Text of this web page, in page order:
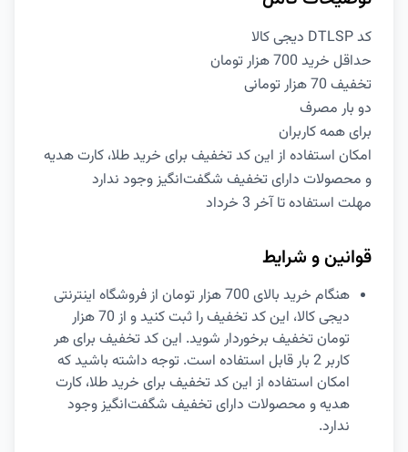
کد DTLSP دیجی کالا
حداقل خرید 700 هزار تومان
تخفیف 70 هزار تومانی
دو بار مصرف
برای همه کاربران
امکان استفاده از این کد تخفیف برای خرید طلا، کارت هدیه
و محصولات دارای تخفیف شگفت‌انگیز وجود ندارد
مهلت استفاده تا آخر 3 خرداد
قوانین و شرایط
هنگام خرید بالای 700 هزار تومان از فروشگاه اینترنتی
دیجی کالا، این کد تخفیف را ثبت کنید و از 70 هزار
تومان تخفیف برخوردار شوید. این کد تخفیف برای هر
کاربر 2 بار قابل استفاده است. توجه داشته باشید که
امکان استفاده از این کد تخفیف برای خرید طلا، کارت
هدیه و محصولات دارای تخفیف شگفت‌انگیز وجود
ندارد.